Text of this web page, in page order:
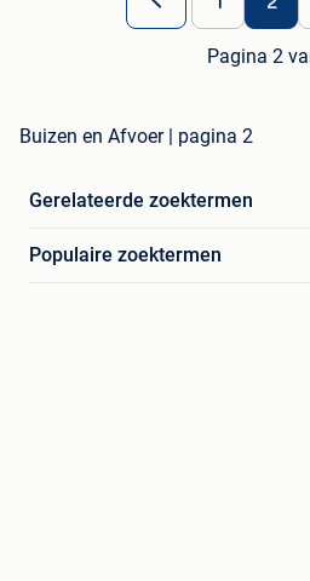
Pagina 2
Buizen en Afvoer | pagina 2
Gerelateerde zoektermen
Populaire zoektermen